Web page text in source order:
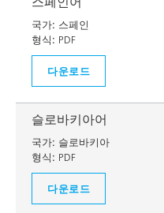
국가: 스페인
형식: PDF
다운로드
슬로바키아어
국가: 슬로바키아
형식: PDF
다운로드